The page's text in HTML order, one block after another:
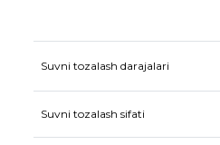
Suvni tozalash darajalari
Suvni tozalash sifati